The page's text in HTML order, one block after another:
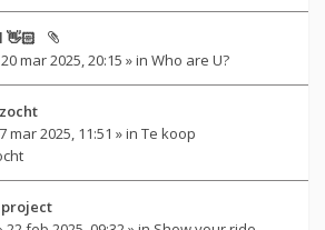
mar 2025, 20:15 » in Who are U?
mar 2025, 11:51 » in Te koop
project